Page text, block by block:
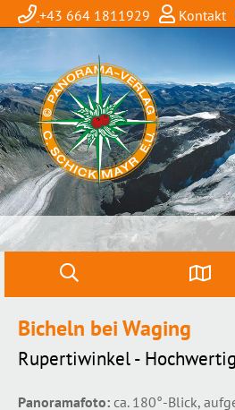
+43 664 1811929 Kontakt
Bicheln bei Waging
Rupertiwinkel -
Panoramafoto: ca. 180°-Blick,